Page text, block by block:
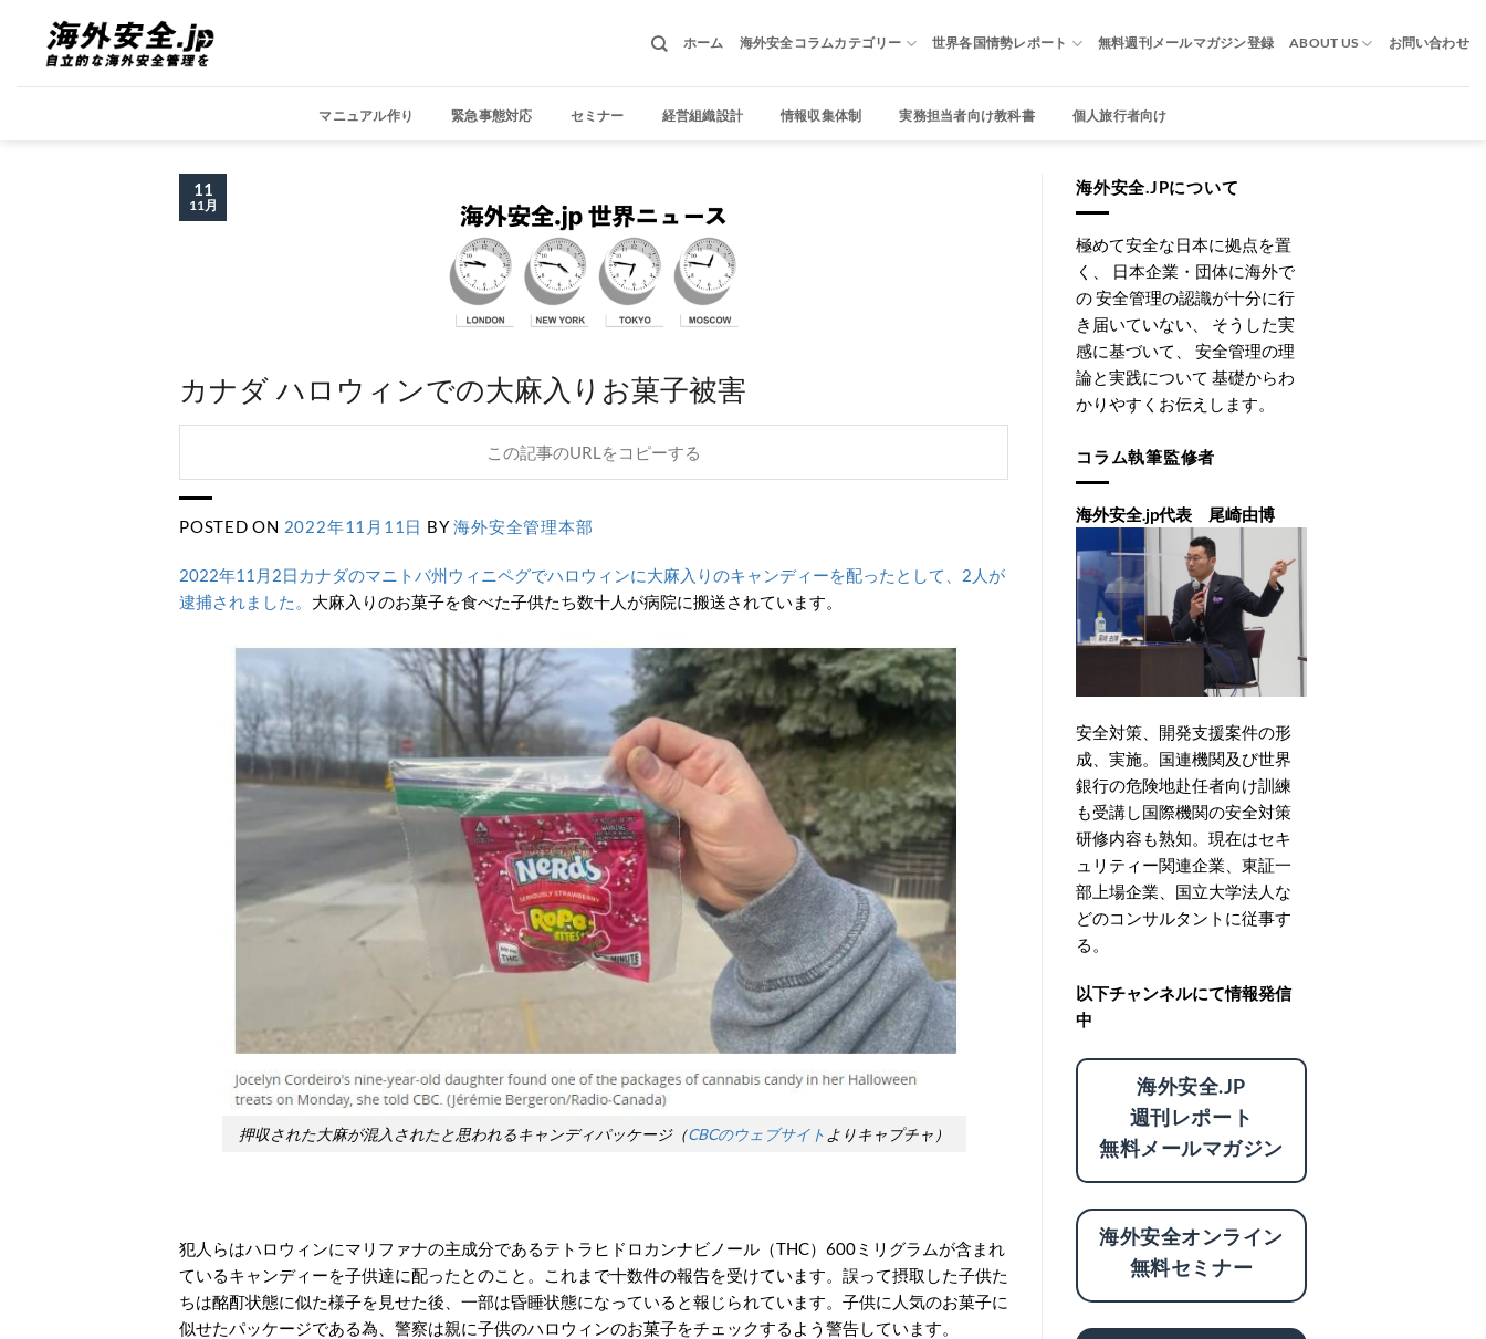
content
ホーム 海外安全コラムカテゴリー 世界各国情勢レポート 無料週刊メールマガジン登録 ABOUT US お問い合わせ
マニュアル作り 緊急事態対応 セミナー 経営組織設計 情報収集体制 実務担当者向け教科書 個人旅行者向け
11
11月
カナダ ハロウィンでの大麻入りお菓子被害
この記事のURLをコピーする
POSTED ON 2022年11月11日 BY海外安全管理本部
2022年11月2日カナダのマニトバ州ウィニペグでハロウィンに大麻入りのキャンディーを配ったとして、2人が
逮捕されました。 大麻入りのお菓子を食べた子供たち数十人が病院に搬送されています。
押収された大麻が混入されたと思われるキャンディパッケージ（CBCのウェブサイト よりキャプチャ）
犯人らはハロウィンにマリファナの主成分であるテトラヒドロカンナビノール（THC）600ミリグラムが含まれ
ているキャンディーを子供達に配ったとのこと。これまで十数件の報告を受けています。誤って摂取した子供た
ちは酩酊状態に似た様子を見せた後、一部は昏睡状態になっていると報じられています。子供に人気のお菓子に
似せたパッケージである為、警察は親に子供のハロウィンのお菓子をチェックするよう警告しています。
海外安全.JPについて
極めて安全な日本に拠点を置
く、 日本企業・団体に海外で
の 安全管理の認識が十分に行
き届いていない、 そうした実
感に基づいて、 安全管理の理
論と実践について 基礎からわ
かりやすくお伝えします。
コラム執筆監修者
海外安全.jp代表 尾崎由博
安全対策、開発支援案件の形
成、実施。国連機関及び世界
銀行の危険地赴任者向け訓練
も受講し国際機関の安全対策
研修内容も熟知。現在はセキ
ュリティー関連企業、東証一
部上場企業、国立大学法人な
どのコンサルタントに従事す
る。
以下チャンネルにて情報発信
中
海外安全.JP
週刊レポート
無料メールマガジン
海外安全オンライン
無料セミナー